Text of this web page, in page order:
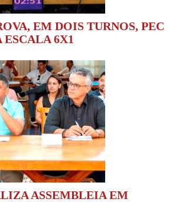
EM DOIS TURNOS, PEC
6X1
ASSEMBLEIA EM